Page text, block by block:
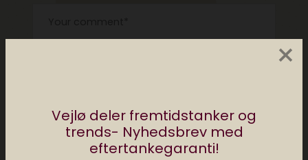
Vejlø deler fremtidstanker og
trends- Nyhedsbrev med
eftertankegaranti!
×